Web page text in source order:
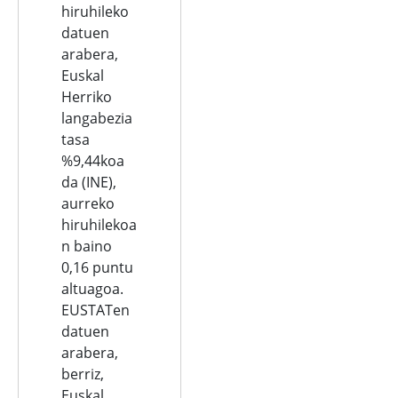
hiruhileko
datuen
arabera,
Euskal
Herriko
langabezia
tasa
%9,44koa
da (INE),
aurreko
hiruhilekoa
n baino
0,16 puntu
altuagoa.
EUSTATen
datuen
arabera,
berriz,